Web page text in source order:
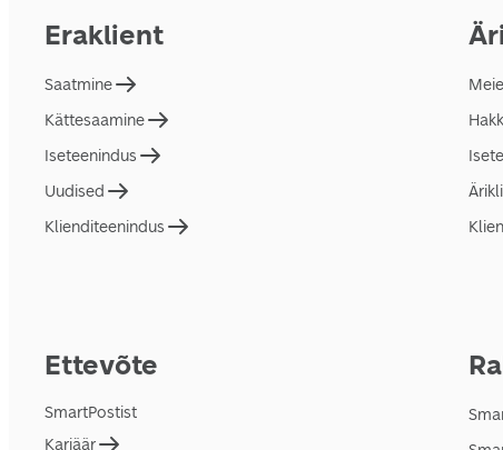
Eraklient
Saatmine
Kättesaamine
Iseteenindus
Uudised
Klienditeenindus
Ettevõte
SmartPostist
Karjäär